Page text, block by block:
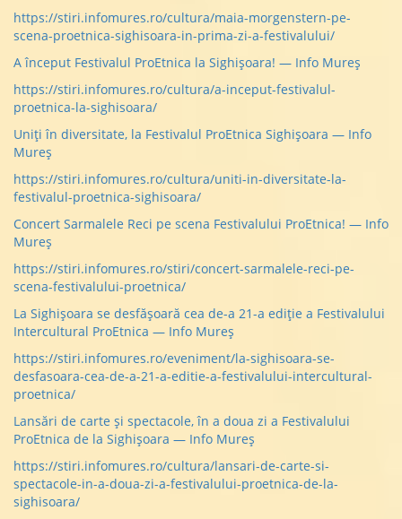
https://stiri.infomures.ro/cultura/maia-morgenstern-pe-
scena-proetnica-sighisoara-in-prima-zi-a-festivalului/
A început Festivalul ProEtnica la Sighișoara! — Info Mureș
https://stiri.infomures.ro/cultura/a-inceput-festivalul-
proetnica-la-sighisoara/
Uniți în diversitate, la Festivalul ProEtnica Sighișoara — Info
Mureș
https://stiri.infomures.ro/cultura/uniti-in-diversitate-la-
festivalul-proetnica-sighisoara/
Concert Sarmalele Reci pe scena Festivalului ProEtnica! — Info
Mureș
https://stiri.infomures.ro/stiri/concert-sarmalele-reci-pe-
scena-festivalului-proetnica/
La Sighişoara se desfăşoară cea de-a 21-a ediţie a Festivalului
Intercultural ProEtnica — Info Mureș
https://stiri.infomures.ro/eveniment/la-sighisoara-se-
desfasoara-cea-de-a-21-a-editie-a-festivalului-intercultural-
proetnica/
Lansări de carte și spectacole, în a doua zi a Festivalului
ProEtnica de la Sighișoara — Info Mureș
https://stiri.infomures.ro/cultura/lansari-de-carte-si-
spectacole-in-a-doua-zi-a-festivalului-proetnica-de-la-
sighisoara/